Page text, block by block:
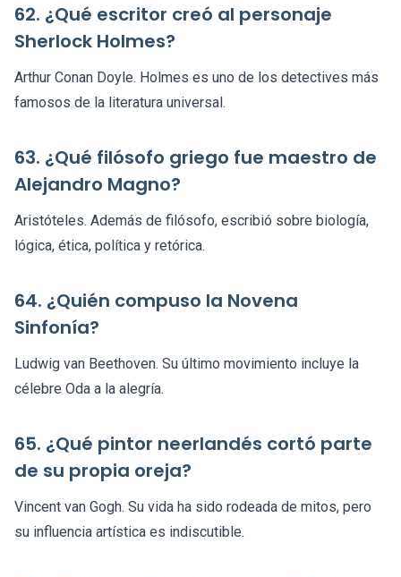
62. ¿Qué escritor creó al personaje
Sherlock Holmes?
Arthur Conan Doyle. Holmes es uno de los detectives más
famosos de la literatura universal.
63. ¿Qué filósofo griego fue maestro de
Alejandro Magno?
Aristóteles. Además de filósofo, escribió sobre biología,
lógica, ética, política y retórica.
64. ¿Quién compuso la Novena
Sinfonía?
Ludwig van Beethoven. Su último movimiento incluye la
célebre Oda a la alegría.
65. ¿Qué pintor neerlandés cortó parte
de su propia oreja?
Vincent van Gogh. Su vida ha sido rodeada de mitos, pero
su influencia artística es indiscutible.